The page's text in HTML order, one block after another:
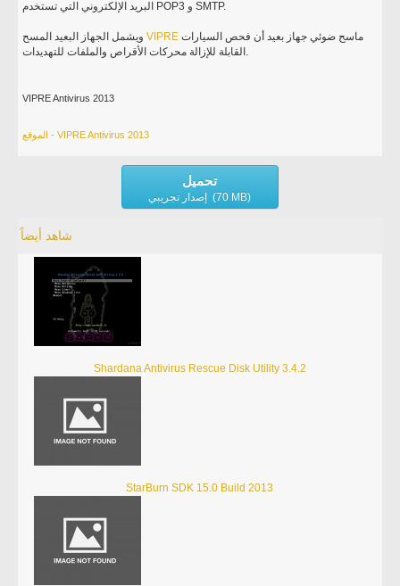
البريد الإلكتروني التي تستخدم POP3 و SMTP.
ويشمل الجهاز البعيد المسحVIPRE ماسح ضوئي جهاز بعيد أن فحص السيارات
القابلة للإزالة محركات الأقراص والملفات للتهديدات.
VIPRE Antivirus 2013
الموقع - VIPRE Antivirus 2013
تحميل
إصدار تجريبي (70 MB)
شاهد أيضاً
Shardana Antivirus Rescue Disk Utility 3.4.2
StarBurn SDK 15.0 Build 2013